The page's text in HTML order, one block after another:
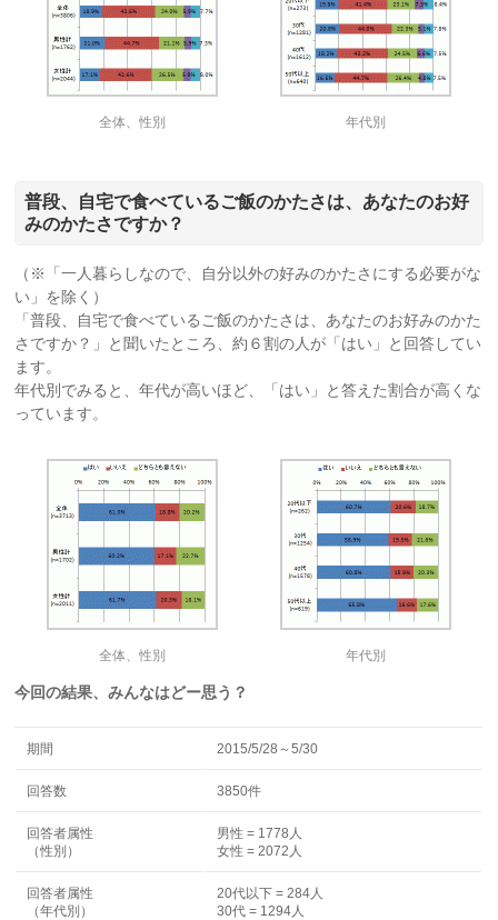
全体、性別 年代別
普段、自宅で食べているご飯のかたさは、あなたのお好
みのかたさですか？
（※「一人暮らしなので、自分以外の好みのかたさにする必要がな
い」を除く）
「普段、自宅で食べているご飯のかたさは、あなたのお好みのかた
さですか？」と聞いたところ、約６割の人が「はい」と回答してい
ます。
年代別でみると、年代が高いほど、「はい」と答えた割合が高くな
っています。
全体、性別 年代別
今回の結果、みんなはどー思う？
期間 2015/5/28～5/30
回答数 3850件
回答者属性
（性別）
男性 = 1778人
女性 = 2072人
回答者属性
（年代別）
20代以下 = 284人
30代 = 1294人